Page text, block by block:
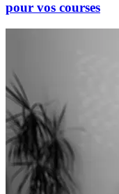
pour vos courses